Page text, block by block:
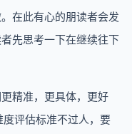
在此有心的朋读者会发
先思考一下在继续往下
精准，更具体，更好
评估标准不过人，要